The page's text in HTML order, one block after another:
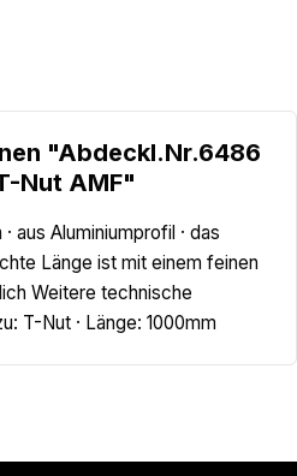
"Abdeckl.Nr.6486
Nut AMF"
aus Aluminiumprofil · das
Länge ist mit einem feinen
Weitere technische
T-Nut · Länge: 1000mm